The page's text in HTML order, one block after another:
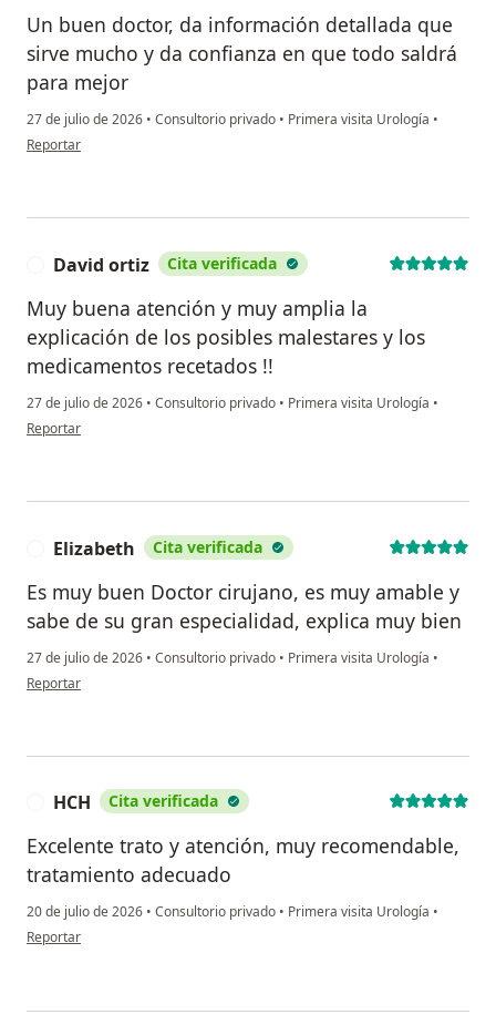
Un buen doctor, da información detallada que
sirve mucho y da confianza en que todo saldrá
para mejor
27 de julio de 2026 • Consultorio privado • Primera visita Urología •
en opinión del usuario SR
Reportar
David ortiz Cita verificada
Muy buena atención y muy amplia la
explicación de los posibles malestares y los
medicamentos recetados !!
27 de julio de 2026 • Consultorio privado • Primera visita Urología •
en opinión del usuario David ortiz
Reportar
Elizabeth Cita verificada
Es muy buen Doctor cirujano, es muy amable y
sabe de su gran especialidad, explica muy bien
27 de julio de 2026 • Consultorio privado • Primera visita Urología •
en opinión del usuario Elizabeth
Reportar
HCH Cita verificada
Excelente trato y atención, muy recomendable,
tratamiento adecuado
20 de julio de 2026 • Consultorio privado • Primera visita Urología •
en opinión del usuario HCH
Reportar